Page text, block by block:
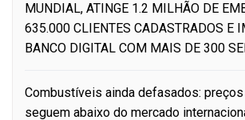
MUNDIAL, ATINGE 1.2 MILHÃO DE
635.000 CLIENTES CADASTRADOS E
BANCO DIGITAL COM MAIS DE 300
Combustíveis ainda defasados: preços
seguem abaixo do mercado